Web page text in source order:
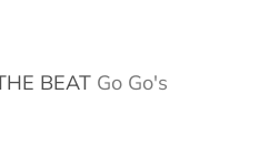
BEAT Go Go's
je 5 z 5 hvězdiček.